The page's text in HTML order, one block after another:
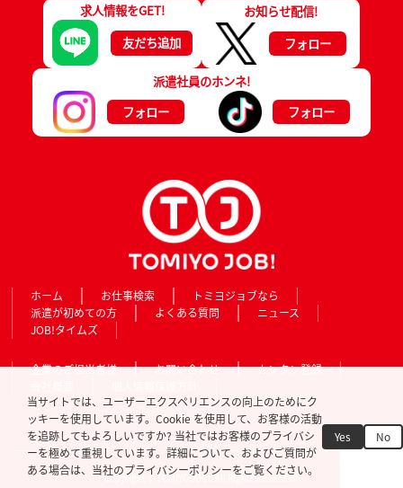
求人情報をGET!
友だち追加
お知らせ配信!
フォロー
派遣社員のホンネ!
フォロー
フォロー
ホーム お仕事検索
トミヨジョブなら
派遣が初めての方
よくある質問
ニュース
JOB!タイムズ
企業のご担当者様 お問い合わせ
カンタン登録
Copyright © TOMIYO JOB!. All Rights Reserved.
当サイトでは、ユーザーエクスペリエンスの向上のためにク
ッキーを使用しています。Cookie を使用して、お客様の活動
を追跡してもよろしいですか? 当社ではお客様のプライバシ
ーを極めて重視しています。詳細について、およびご質問が
ある場合は、当社のプライバシーポリシーをご覧ください。
Yes No